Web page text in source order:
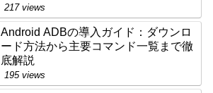
217 views
Android ADBの導入ガイド：ダウンロ
ード方法から主要コマンド一覧まで徹
底解説
195 views